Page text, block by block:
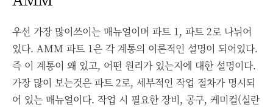
우선 가장 많이쓰이는 매뉴얼이며 파트 1, 파트 2로 나뉘어
있다. AMM 파트 1은 각 계통의 이론적인 설명이 되어있다.
즉 이 계통이 왜 있고, 어떤 원리가 있는지에 대한 설명이다.
가장 많이 보는것은 파트 2로, 세부적인 작업 절차가 명시되
어 있는 매뉴얼이다. 작업 시 필요한 장비, 공구, 케미컬(실란